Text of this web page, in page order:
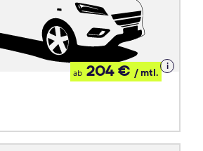
ab 204 € / mtl.
Details
zum